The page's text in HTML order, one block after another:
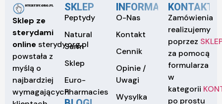
Sklep ze
sterydami
online sterydy.org.pl
powstała z
myślą o
najbardziej
wymagających
SKLEP
Peptydy
Natural
Sarm
Sklep
Euro-
Pharmacies
INFORMACJE
O-Nas
Kontakt
Cennik
Opinie /
Uwagi
Wysylka
KONTAKT
Zamówienia
realizujemy
poprzez
za pomocą
formularza
w
kategorii
po prostu